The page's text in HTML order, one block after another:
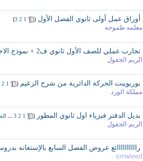
أوراق عمل أولى ثانوي الفصل الأول (
1
2
3
)
معلمه طموحه
تجارب عملي للصف الأول ثانوي ف2 + نموذج الاجابة
الريم الجفول
بوربوينت الحركة الدائرية من شرح الزعيم (
1
2
مملكة الورد
بديل الدفتر فيزياء اول ثانوي المطور (
1
2
3
...
الريم الجفول
راااااااااائع عروض الفصل السابع
omwleed